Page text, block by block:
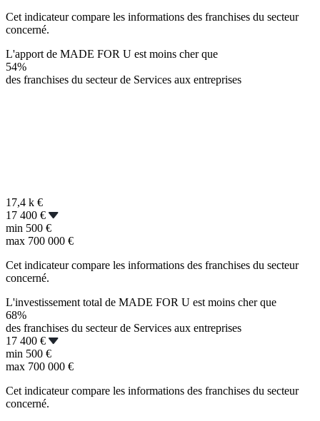
Cet indicateur compare les informations des franchises du secteur
concerné.
L'apport de MADE FOR U est moins cher que
54%
des franchises du secteur de Services aux entreprises
17,4 k €
17 400 €
min 500 €
max 700 000 €
Cet indicateur compare les informations des franchises du secteur
concerné.
L'investissement total de MADE FOR U est moins cher que
68%
des franchises du secteur de Services aux entreprises
17 400 €
min 500 €
max 700 000 €
Cet indicateur compare les informations des franchises du secteur
concerné.